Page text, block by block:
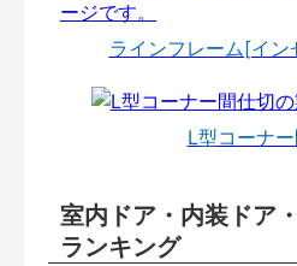
ラインフレーム[イ
L型コーナ
室内ドア・内装ドア
ランキング